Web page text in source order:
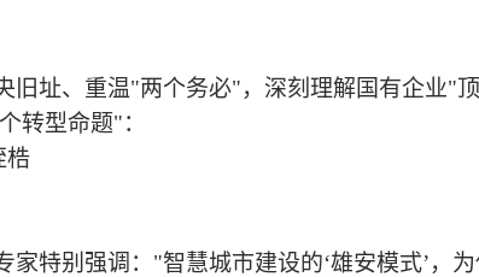
旧址、重温"两个务必"，深刻理解国有企业"
转型命题"：
梏
特别强调： "智慧城市建设的‘雄安模式’，